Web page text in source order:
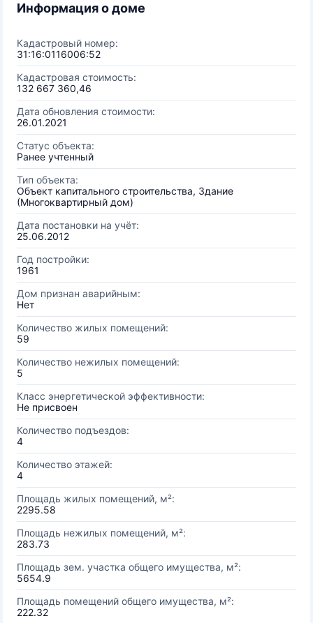
Информация о доме
Кадастровый номер:
31:16:0116006:52
Кадастровая стоимость:
132 667 360,46
Дата обновления стоимости:
26.01.2021
Статус объекта:
Ранее учтенный
Тип объекта:
Объект капитального строительства, Здание
(Многоквартирный дом)
Дата постановки на учёт:
25.06.2012
Год постройки:
1961
Дом признан аварийным:
Нет
Количество жилых помещений:
59
Количество нежилых помещений:
5
Класс энергетической эффективности:
Не присвоен
Количество подъездов:
4
Количество этажей:
4
Площадь жилых помещений, м²:
2295.58
Площадь нежилых помещений, м²:
283.73
Площадь зем. участка общего имущества, м²:
5654.9
Площадь помещений общего имущества, м²:
222.32